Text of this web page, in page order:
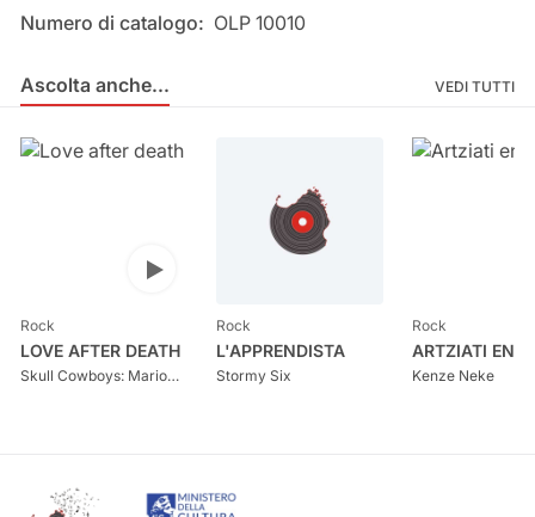
Numero di catalogo: OLP 10010
Ascolta anche...
Ascolta anche... VEDI TUTTI
Apri audio player
Rock
LOVE AFTER DEATH
Skull Cowboys: Mario
Rock
L'APPRENDISTA
Stormy Six
Rock
ARTZIATI
Kenze Neke